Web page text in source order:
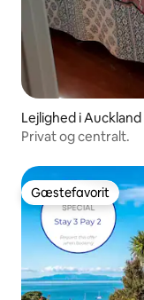
Lejlighed i Auckland
Privat og centralt.
Gæstefavorit
Gæstefavorit